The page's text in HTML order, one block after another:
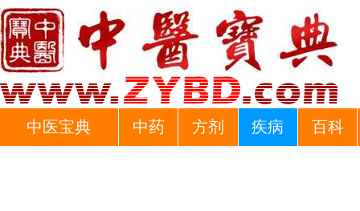
中医宝典 中药 方剂 疾病 百科